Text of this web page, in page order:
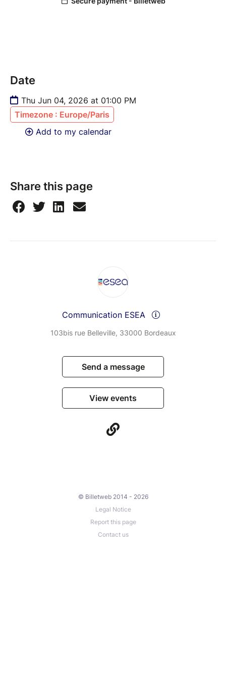
Au programme :
• Temps d’échanges avec les participants
Date
Thu Jun 04, 2026 at 01:00 PM
Timezone : Europe/Paris
Add to my calendar
Share this page
Communication ESEA
103bis rue Belleville, 33000 Bordeaux
Send a message
View events
© Billetweb 2014 - 2026
Legal Notice
Report this page
Contact us